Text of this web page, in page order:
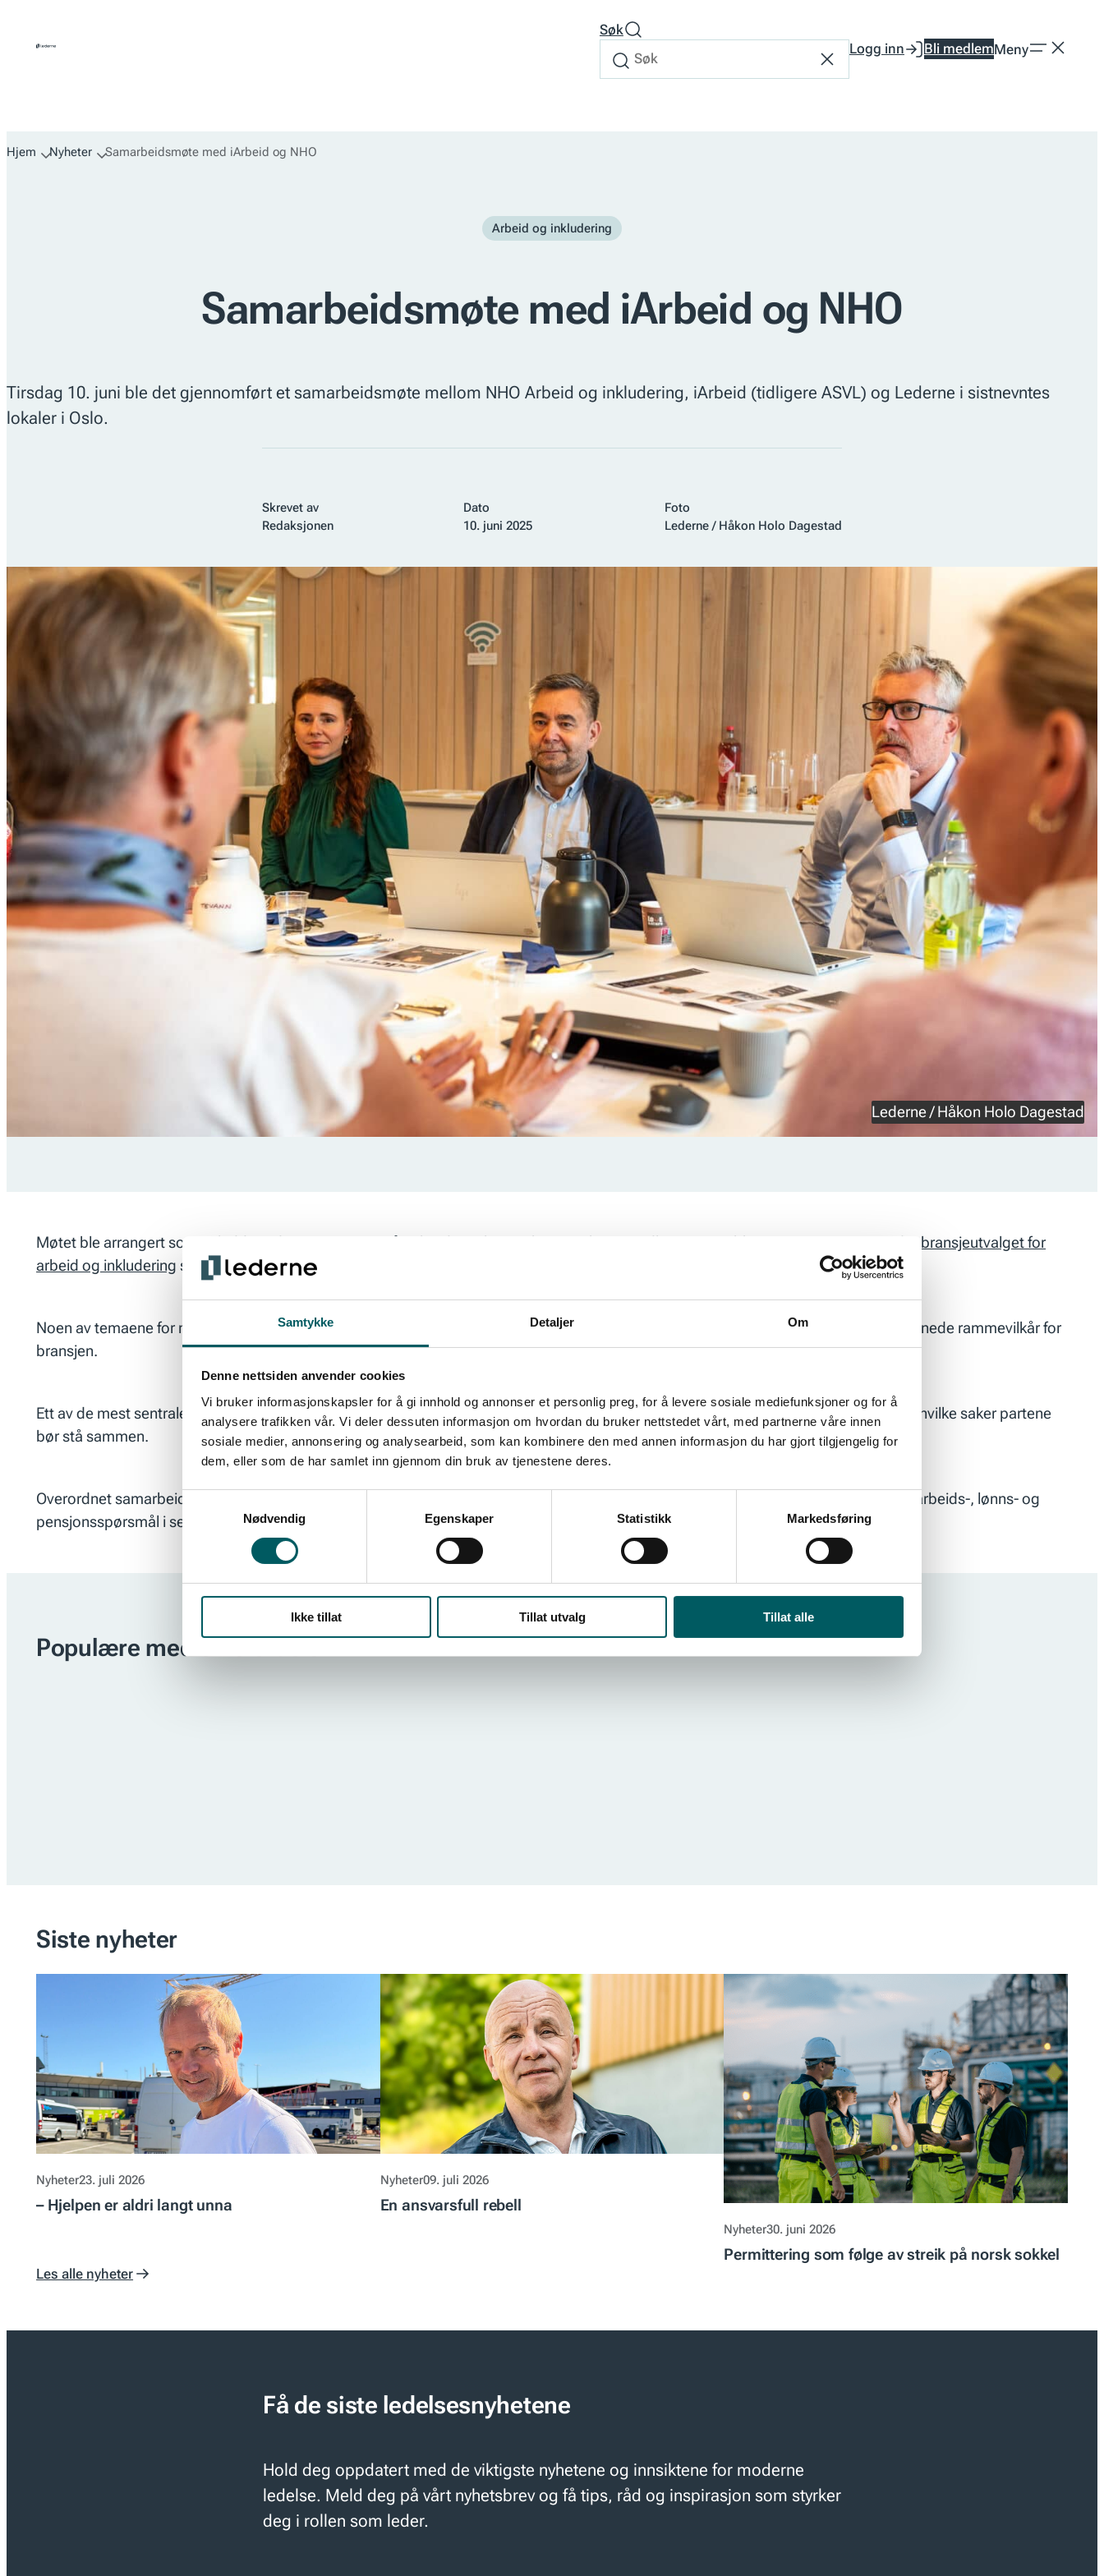
Samtykke Detaljer Om
Denne nettsiden anvender cookies
Vi bruker informasjonskapsler for å gi innhold og annonser et personlig preg, for å levere sosiale mediefunksjoner og for å
analysere trafikken vår. Vi deler dessuten informasjon om hvordan du bruker nettstedet vårt, med partnerne våre innen
sosiale medier, annonsering og analysearbeid, som kan kombinere den med annen informasjon du har gjort tilgjengelig for
dem, eller som de har samlet inn gjennom din bruk av tjenestene deres.
Samtykkevalg
Nødvendig
Egenskaper Statistikk Markedsføring
Ikke tillat Tillat utvalg Tillat alle
Søk
Søk
Søk
etter
TilbakestillLogg inn Bli medlemMeny
Hjem Nyheter Samarbeidsmøte med iArbeid og NHO
Arbeid og inkludering
Samarbeidsmøte med iArbeid og NHO
Tirsdag 10. juni ble det gjennomført et samarbeidsmøte mellom NHO Arbeid og inkludering, iArbeid (tidligere ASVL) og Lederne i sistnevntes
lokaler i Oslo.
Skrevet av
Redaksjonen
Dato
10. juni 2025
Foto
Lederne / Håkon Holo Dagestad
Lederne / Håkon Holo Dagestad
Møtet ble arrangert som et ledd i Ledernes satsning på et bredt spekter av bransjer hvori medlemmene jobber. Denne gangen var det bransjeutvalget for
arbeid og inkludering som møtte arbeidsgiverorganisasjonene NHO og iArbeid.
Noen av temaene for møtet var å sammenfatte hva partene hadde fått til i løpet av året som hadde gått, videre samarbeid, og overordnede rammevilkår for
bransjen.
Ett av de mest sentrale spørsmålene i samtalene med arbeidsgiverorganisasjonene var hvordan partene kan styrke samarbeidet, og i hvilke saker partene
bør stå sammen.
Overordnet samarbeid for å levere best mulige tjenester ble også diskutert, hvordan bransjen kan jobbe for å få flere ut i arbeid, samt arbeids-, lønns- og
pensjonsspørsmål i sektoren.
Populære medlemsfordeler
Siste nyheter
Nyheter23. juli 2026
– Hjelpen er aldri langt unna
Nyheter09. juli 2026
En ansvarsfull rebell
Nyheter30. juni 2026
Permittering som følge av streik på norsk sokkel
Les alle nyheter
Få de siste ledelsesnyhetene
Hold deg oppdatert med de viktigste nyhetene og innsiktene for moderne
ledelse. Meld deg på vårt nyhetsbrev og få tips, råd og inspirasjon som styrker
deg i rollen som leder.